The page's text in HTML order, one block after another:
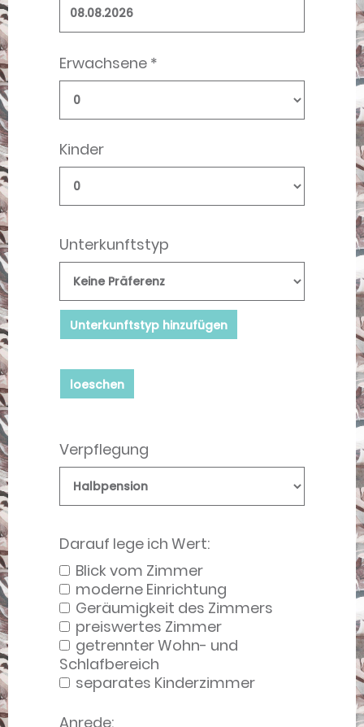
Erwachsene *
Kinder
Unterkunftstyp
Unterkunftstyp hinzufügen
loeschen
Verpflegung
Darauf lege ich Wert:
Blick vom Zimmer
moderne Einrichtung
Geräumigkeit des Zimmers
preiswertes Zimmer
getrennter Wohn- und
Schlafbereich
separates Kinderzimmer
Anrede: